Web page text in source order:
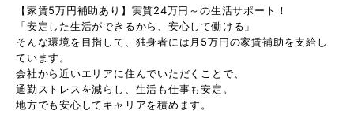
【家賃5万円補助あり】実質24万円～の生活サポート！
「安定した生活ができるから、安心して働ける」
そんな環境を目指して、独身者には月5万円の家賃補助を支給し
ています。
会社から近いエリアに住んでいただくことで、
通勤ストレスを減らし、生活も仕事も安定。
地方でも安心してキャリアを積めます。